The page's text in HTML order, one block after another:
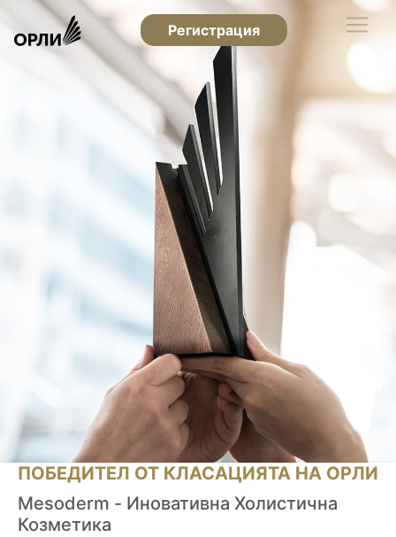
Регистрация
ПОБЕДИТЕЛ ОТ КЛАСАЦИЯТА НА ОРЛИ
Mesoderm - Иновативна Холистична
Козметика